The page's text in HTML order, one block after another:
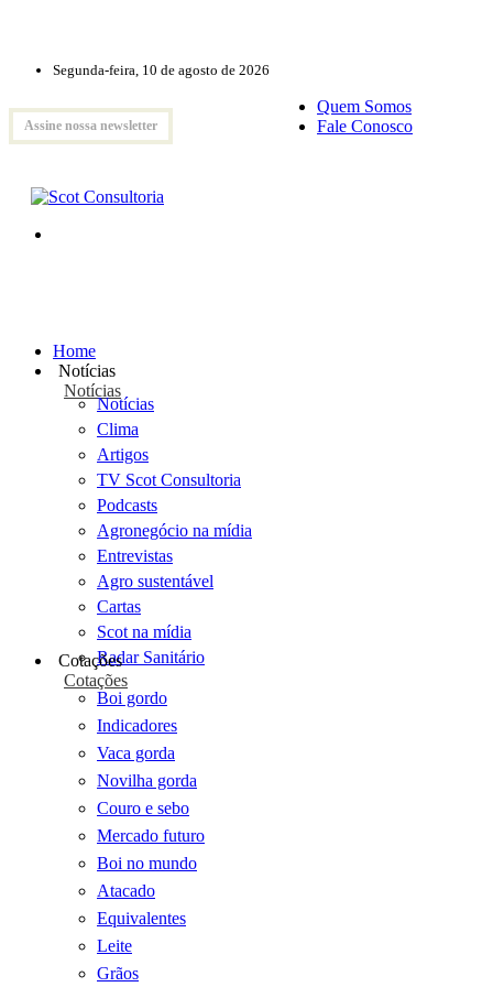
Segunda-feira, 10 de agosto de 2026
Assine nossa newsletter
Quem Somos
Fale Conosco
Home
Notícias
Notícias
Notícias
Clima
Artigos
TV Scot Consultoria
Podcasts
Agronegócio na mídia
Entrevistas
Agro sustentável
Cartas
Scot na mídia
Radar Sanitário
Cotações
Cotações
Boi gordo
Indicadores
Vaca gorda
Novilha gorda
Couro e sebo
Mercado futuro
Boi no mundo
Atacado
Equivalentes
Leite
Grãos